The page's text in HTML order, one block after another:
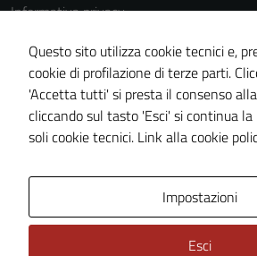
Informativa privacy
Cookie Policy
Note legali
Dichiarazione di accessibilità
Piano di miglioramento del sito
Questo sito utilizza cookie tecnici e,
cookie di profilazione di terze parti.
'Accetta tutti' si presta il consenso
cliccando sul tasto 'Esci' si continua
soli cookie tecnici. Link alla cookie
Impostazioni
Esci
per il
del